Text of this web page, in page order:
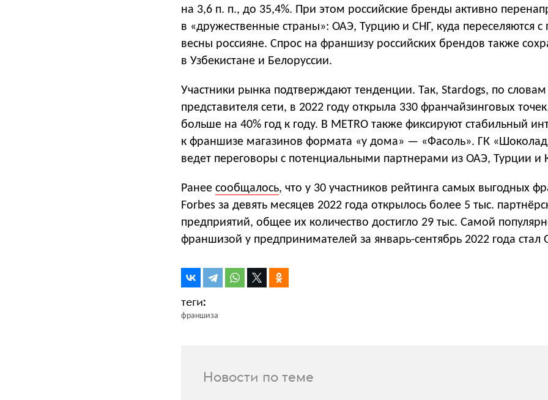
на 3,6 п. п., до 35,4%. При этом российские бренды активно
в «дружественные страны»: ОАЭ, Турцию и СНГ, куда переселяются
весны россияне. Спрос на франшизу российских брендов также
в Узбекистане и Белоруссии.
Участники рынка подтверждают тенденции. Так, Stardogs, по словам
представителя сети, в 2022 году открыла 330 франчайзинговых
больше на 40% год к году. В METRO также фиксируют стабильный
к франшизе магазинов формата «у дома» — «Фасоль». ГК
ведет переговоры с потенциальными партнерами из ОАЭ, Турции и
Ранее сообщалось, что у 30 участников рейтинга самых выгодных
Forbes за девять месяцев 2022 года открылось более 5 тыс.
предприятий, общее их количество достигло 29 тыс. Самой
франшизой у предпринимателей за январь-сентябрь 2022 года стал
франшиза
Новости по теме